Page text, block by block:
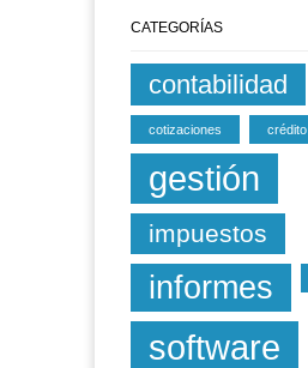
CATEGORÍAS
contabilidad
cotizaciones crédito
gestión
impuestos
informes
software